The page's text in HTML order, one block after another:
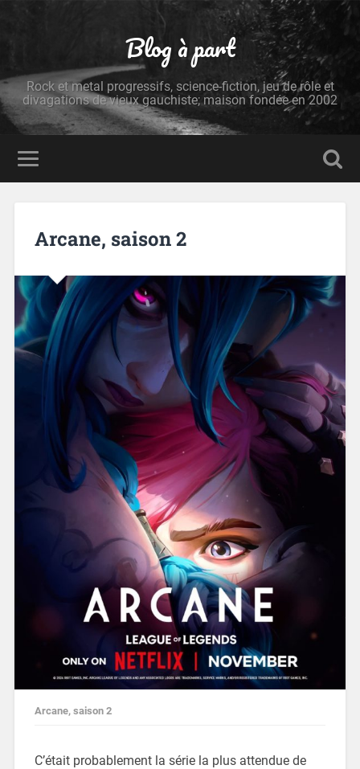
Blog à part
Rock et metal progressifs, science-fiction, jeu de rôle et
divagations de vieux gauchiste; maison fondée en 2002
Arcane, saison 2
Arcane, saison 2
C’était probablement la série la plus attendue de